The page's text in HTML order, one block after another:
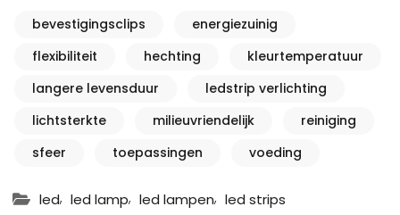
bevestigingsclips
energiezuinig
flexibiliteit
hechting
kleurtemperatuur
langere levensduur
ledstrip verlichting
lichtsterkte
milieuvriendelijk
reiniging
sfeer
toepassingen voeding
led, led lamp, led lampen, led strips